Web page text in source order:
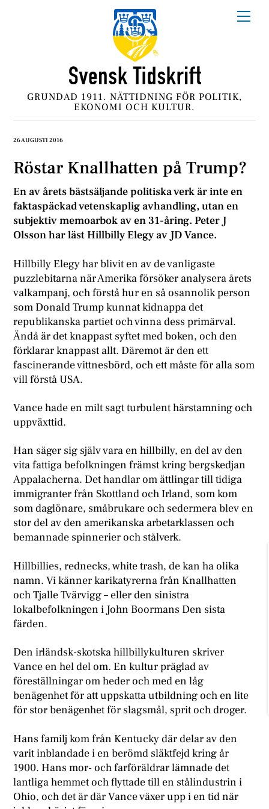
GRUNDAD 1911. NÄTTIDNING FÖR POLITIK,
EKONOMI OCH KULTUR.
26 AUGUSTI 2016
Röstar Knallhatten på Trump?
En av årets bästsäljande politiska verk är inte en
faktaspäckad vetenskaplig avhandling, utan en
subjektiv memoarbok av en 31-åring. Peter J
Olsson har läst Hillbilly Elegy av JD Vance.
Hillbilly Elegy har blivit en av de vanligaste
puzzlebitarna när Amerika försöker analysera årets
valkampanj, och förstå hur en så osannolik person
som Donald Trump kunnat kidnappa det
republikanska partiet och vinna dess primärval.
Ändå är det knappast syftet med boken, och den
förklarar knappast allt. Däremot är den ett
fascinerande vittnesbörd, och ett måste för alla som
vill förstå USA.
Vance hade en milt sagt turbulent härstamning och
uppväxttid.
Han säger sig själv vara en hillbilly, en del av den
vita fattiga befolkningen främst kring bergskedjan
Appalacherna. Det handlar om ättlingar till tidiga
immigranter från Skottland och Irland, som kom
som daglönare, småbrukare och sedermera blev en
stor del av den amerikanska arbetarklassen och
bemannade spinnerier och stålverk.
Hillbillies, rednecks, white trash, de kan ha olika
namn. Vi känner karikatyrerna från Knallhatten
och Tjalle Tvärvigg – eller den sinistra
lokalbefolkningen i John Boormans Den sista
färden.
Den irländsk-skotska hillbillykulturen skriver
Vance en hel del om. En kultur präglad av
föreställningar om heder och med en låg
benägenhet för att uppskatta utbildning och en lite
för stor benägenhet för slagsmål, sprit och droger.
Hans familj kom från Kentucky där delar av den
varit inblandade i en berömd släktfejd kring år
1900. Hans mor- och farföräldrar lämnade det
lantliga hemmet och flyttade till en stålindustrin i
Ohio, och det är där Vance växer upp i en tid när